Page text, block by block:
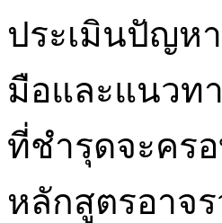
ประเมินปัญห
มือและแนวท
ที่ชำรุดจะคร
หลักสูตรอาจ